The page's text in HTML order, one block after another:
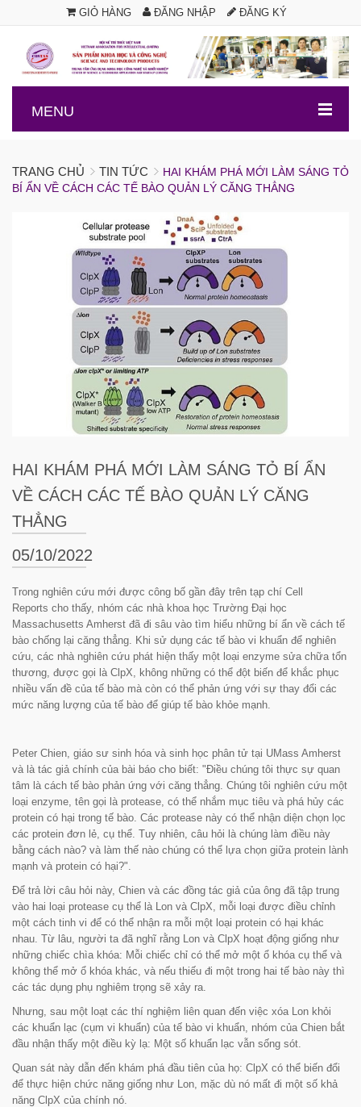
GIỎ HÀNG ĐĂNG NHẬP ĐĂNG KÝ
.
MENU
TRANG CHỦ TIN TỨC
HAI KHÁM PHÁ MỚI LÀM SÁNG TỎ
BÍ ẨN VỀ CÁCH CÁC TẾ BÀO QUẢN LÝ CĂNG THẲNG
HAI KHÁM PHÁ MỚI LÀM SÁNG TỎ BÍ ẨN
VỀ CÁCH CÁC TẾ BÀO QUẢN LÝ CĂNG
THẲNG
05/10/2022
Trong nghiên cứu mới được công bố gần đây trên tạp chí Cell
Reports cho thấy, nhóm các nhà khoa học Trường Đại học
Massachusetts Amherst đã đi sâu vào tìm hiểu những bí ẩn về cách tế
bào chống lại căng thẳng. Khi sử dụng các tế bào vi khuẩn để nghiên
cứu, các nhà nghiên cứu phát hiện thấy một loại enzyme sửa chữa tổn
thương, được gọi là ClpX, không những có thể đột biến để khắc phục
nhiều vấn đề của tế bào mà còn có thể phản ứng với sự thay đổi các
mức năng lượng của tế bào để giúp tế bào khỏe mạnh.
Peter Chien, giáo sư sinh hóa và sinh học phân tử tại UMass Amherst
và là tác giả chính của bài báo cho biết: "Điều chúng tôi thực sự quan
tâm là cách tế bào phản ứng với căng thẳng. Chúng tôi nghiên cứu một
loại enzyme, tên gọi là protease, có thể nhắm mục tiêu và phá hủy các
protein có hại trong tế bào. Các protease này có thể nhận diện chọn lọc
các protein đơn lẻ, cụ thể. Tuy nhiên, câu hỏi là chúng làm điều này
bằng cách nào? và làm thế nào chúng có thể lựa chọn giữa protein lành
mạnh và protein có hại?".
Để trả lời câu hỏi này, Chien và các đồng tác giả của ông đã tập trung
vào hai loại protease cụ thể là Lon và ClpX, mỗi loại được điều chỉnh
một cách tinh vi để có thể nhận ra mỗi một loại protein có hại khác
nhau. Từ lâu, người ta đã nghĩ rằng Lon và ClpX hoạt động giống như
những chiếc chìa khóa: Mỗi chiếc chỉ có thể mở một ổ khóa cụ thể và
không thể mở ổ khóa khác, và nếu thiếu đi một trong hai tế bào này thì
các tác dụng phụ nghiêm trọng sẽ xảy ra.
Nhưng, sau một loạt các thí nghiệm liên quan đến việc xóa Lon khỏi
các khuẩn lạc (cụm vi khuẩn) của tế bào vi khuẩn, nhóm của Chien bắt
đầu nhận thấy một điều kỳ lạ: Một số khuẩn lạc vẫn sống sót.
Quan sát này dẫn đến khám phá đầu tiên của họ: ClpX có thể biến đổi
để thực hiện chức năng giống như Lon, mặc dù nó mất đi một số khả
năng ClpX của chính nó.